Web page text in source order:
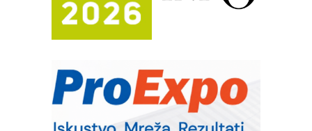
Bezbednost na prvom mestu!
IB BLUMENAUER - više od 40 godina
poverenja u industriji
– Pametna signalizacija za efikasnije
upravljanje mašinama
Sigurnije ispitivanje transformatora u
solarnim elektranama i vetroparkovima